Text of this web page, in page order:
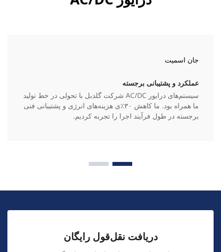
جان اسمیت
عملکرد و پشتیبانی برجسته
سیستم‌های درایور AC/DC شرکت گلدبل با تحولی در خط تولید
ما همراه بود. ما کاهش ۳۰٪ی هزینه‌های انرژی و پشتیبانی فنی
برجسته در طول فرآیند اجرا را تجربه کردیم.
دریافت نقل‌قول رایگان